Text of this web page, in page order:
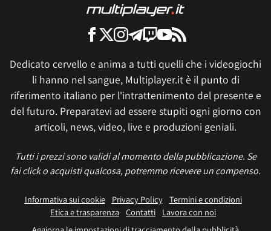
Dedicato cervello e anima a tutti quelli che i videogiochi
li hanno nel sangue, Multiplayer.it è il punto di
riferimento italiano per l'intrattenimento del presente e
del futuro. Preparatevi ad essere stupiti ogni giorno con
articoli, news, video, live e produzioni geniali.
Tutti i prezzi sono validi al momento della pubblicazione. Se
fai click o acquisti qualcosa, potremmo ricevere un compenso.
Informativa sui cookie Privacy Policy
Termini e condizioni
Etica e trasparenza Contatti
Lavora con noi